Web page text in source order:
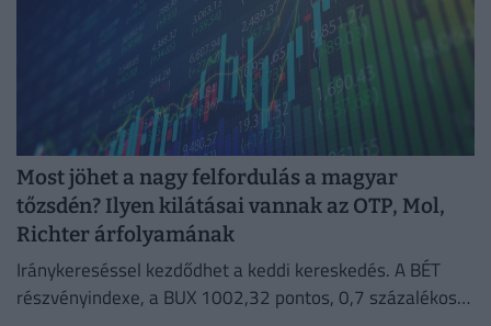
Most jöhet a nagy felfordulás a magyar
tőzsdén? Ilyen kilátásai vannak az OTP, Mol,
Richter árfolyamának
Iránykereséssel kezdődhet a keddi kereskedés. A BÉT
részvényindexe, a BUX 1002,32 pontos, 0,7 százalékos